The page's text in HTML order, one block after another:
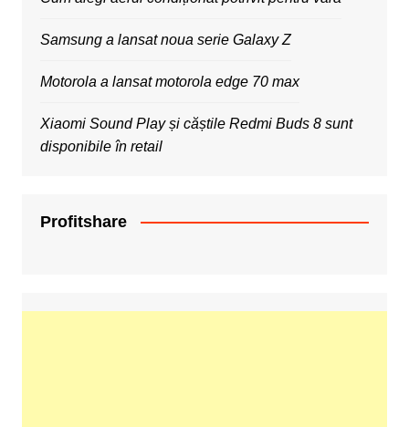
Samsung a lansat noua serie Galaxy Z
Motorola a lansat motorola edge 70 max
Xiaomi Sound Play și căștile Redmi Buds 8 sunt
disponibile în retail
Profitshare